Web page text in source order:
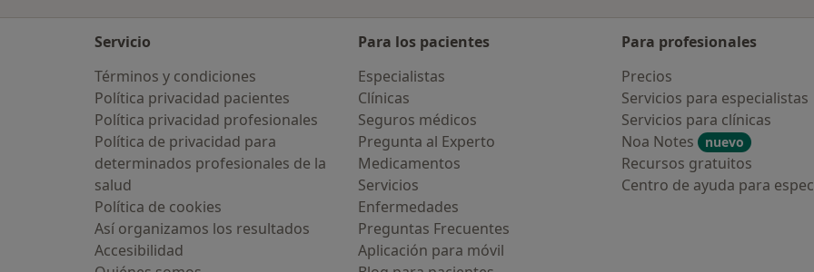
Servicio
Términos y condiciones
Política privacidad pacientes
Política privacidad profesionales
Política de privacidad para
determinados profesionales de la
salud
Política de cookies
Así organizamos los resultados
Accesibilidad
Para los pacientes
Especialistas
Clínicas
Seguros médicos
Pregunta al Experto
Medicamentos
Servicios
Enfermedades
Preguntas Frecuentes
Aplicación para móvil
Para profesionales
Precios
Servicios para especialistas
Servicios para clínicas
Noa Notes
nuevo
Recursos gratuitos
Centro de ayuda para